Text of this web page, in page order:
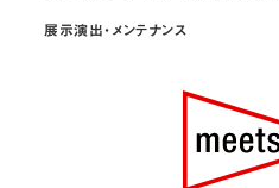
展示演出・メンテナンス